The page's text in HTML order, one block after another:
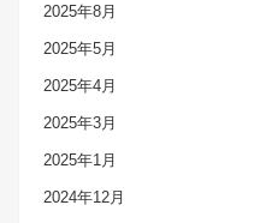
2025年8月
2025年5月
2025年4月
2025年3月
2025年1月
2024年12月